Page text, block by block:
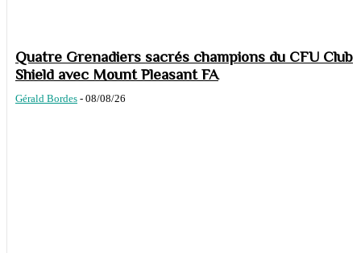
Quatre Grenadiers sacrés champions du CFU Club
Shield avec Mount Pleasant FA
Gérald Bordes - 08/08/26